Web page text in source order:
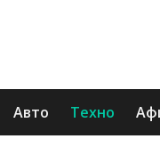
Авто Техно